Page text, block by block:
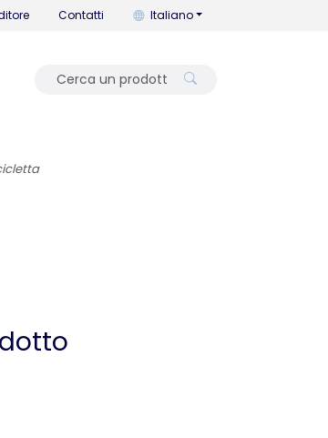
Contatti Puoi cambiare la lingua con
Italiano